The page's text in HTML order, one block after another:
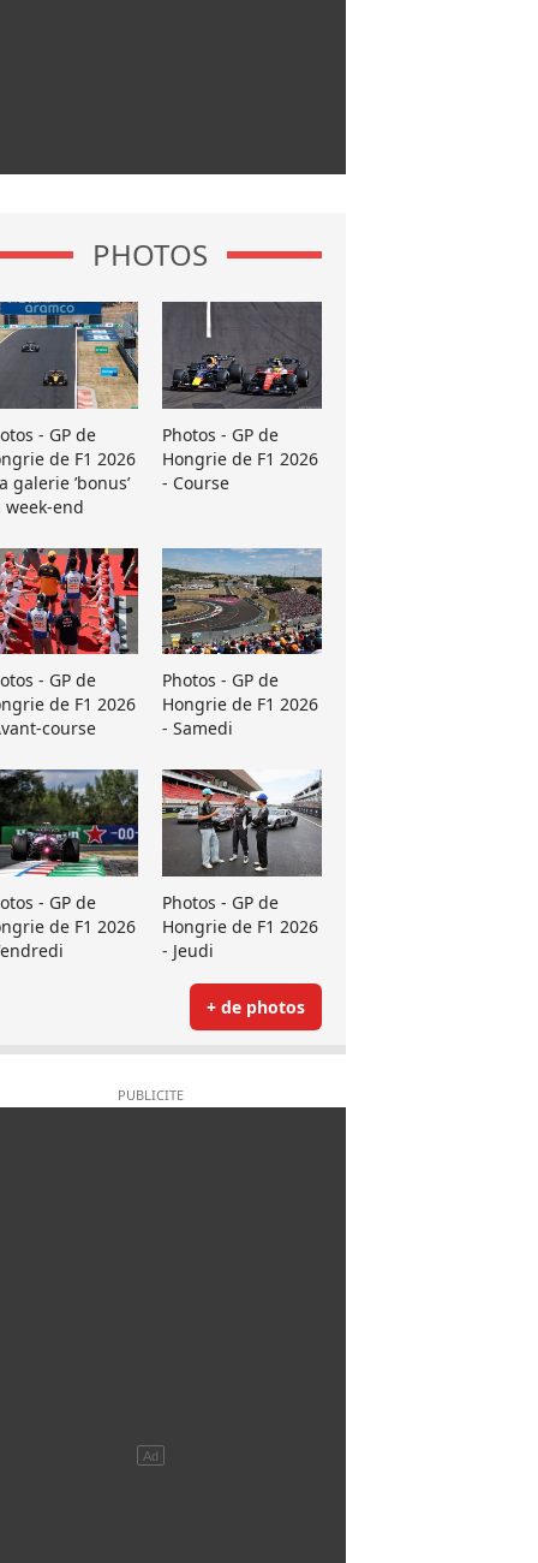
PHOTOS
- GP de
de F1 2026
galerie ’bonus’
week-end
Photos - GP de
Hongrie de F1 2026
- Course
- GP de
de F1 2026
course
Photos - GP de
Hongrie de F1 2026
- Samedi
- GP de
de F1 2026
Photos - GP de
Hongrie de F1 2026
- Jeudi
+ de photos